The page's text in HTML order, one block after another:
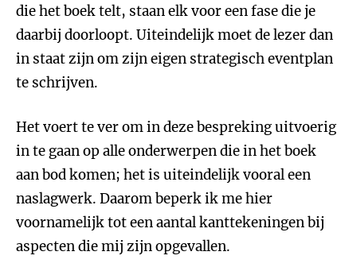
die het boek telt, staan elk voor een fase die je
daarbij doorloopt. Uiteindelijk moet de lezer dan
in staat zijn om zijn eigen strategisch eventplan
te schrijven.
Het voert te ver om in deze bespreking uitvoerig
in te gaan op alle onderwerpen die in het boek
aan bod komen; het is uiteindelijk vooral een
naslagwerk. Daarom beperk ik me hier
voornamelijk tot een aantal kanttekeningen bij
aspecten die mij zijn opgevallen.